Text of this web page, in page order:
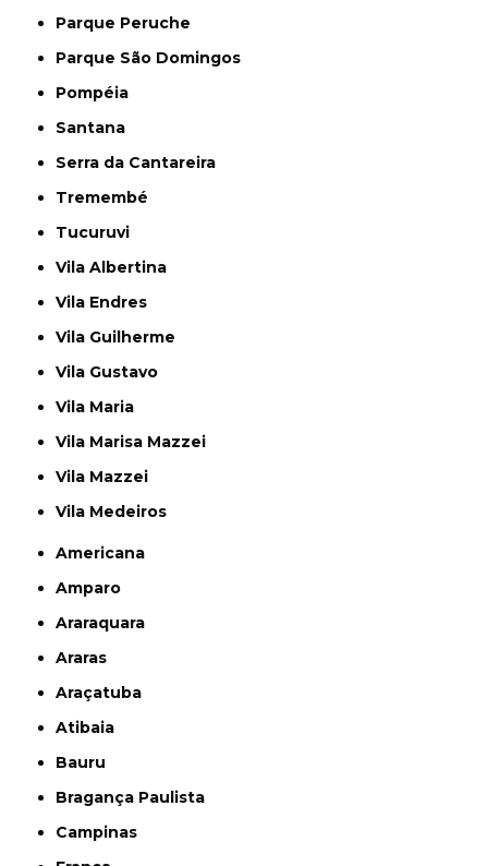
Parque Peruche
Parque São Domingos
Pompéia
Santana
Serra da Cantareira
Tremembé
Tucuruvi
Vila Albertina
Vila Endres
Vila Guilherme
Vila Gustavo
Vila Maria
Vila Marisa Mazzei
Vila Mazzei
Vila Medeiros
Americana
Amparo
Araraquara
Araras
Araçatuba
Atibaia
Bauru
Bragança Paulista
Campinas